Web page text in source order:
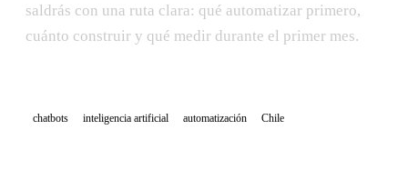
saldrás con una ruta clara: qué automatizar primero,
cuánto construir y qué medir durante el primer mes.
chatbots inteligencia artificial automatización Chile